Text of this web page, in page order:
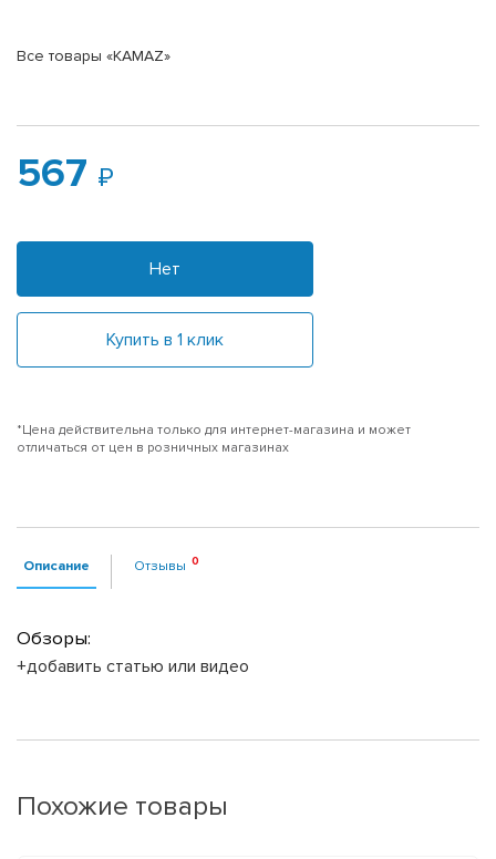
Все товары «KAMAZ»
567
Нет
Купить в 1 клик
*Цена действительна только для интернет-магазина и может
отличаться от цен в розничных магазинах
Описание Отзывы
Обзоры:
+добавить статью или видео
Похожие товары